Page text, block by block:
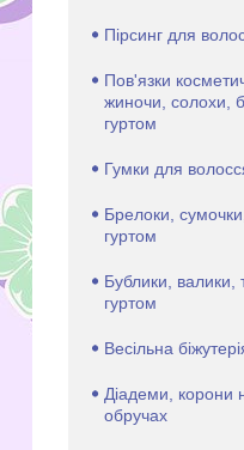
Пірсинг для
Пов'язки
жиночи, солохи,
гуртом
Гумки для
Брелоки,
гуртом
Бублики, валики,
гуртом
Весільна
Діадеми, корони
обручах